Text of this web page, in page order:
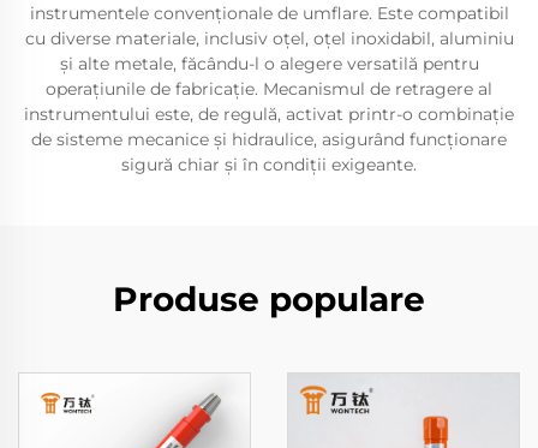
instrumentele convenționale de umflare. Este compatibil
cu diverse materiale, inclusiv oțel, oțel inoxidabil, aluminiu
și alte metale, făcându-l o alegere versatilă pentru
operațiunile de fabricație. Mecanismul de retragere al
instrumentului este, de regulă, activat printr-o combinație
de sisteme mecanice și hidraulice, asigurând funcționare
sigură chiar și în condiții exigeante.
Produse populare